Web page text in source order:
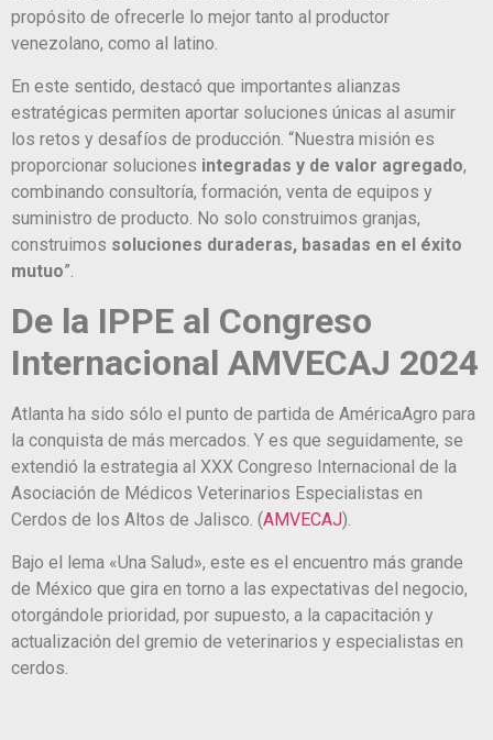
propósito de ofrecerle lo mejor tanto al productor
venezolano, como al latino.
En este sentido, destacó que importantes alianzas
estratégicas permiten aportar soluciones únicas al asumir
los retos y desafíos de producción. “Nuestra misión es
proporcionar soluciones integradas y de valor agregado,
combinando consultoría, formación, venta de equipos y
suministro de producto. No solo construimos granjas,
construimos soluciones duraderas, basadas en el éxito
mutuo”.
De la IPPE al Congreso
Internacional AMVECAJ 2024
Atlanta ha sido sólo el punto de partida de AméricaAgro para
la conquista de más mercados. Y es que seguidamente, se
extendió la estrategia al XXX Congreso Internacional de la
Asociación de Médicos Veterinarios Especialistas en
Cerdos de los Altos de Jalisco. (AMVECAJ).
Bajo el lema «Una Salud», este es el encuentro más grande
de México que gira en torno a las expectativas del negocio,
otorgándole prioridad, por supuesto, a la capacitación y
actualización del gremio de veterinarios y especialistas en
cerdos.